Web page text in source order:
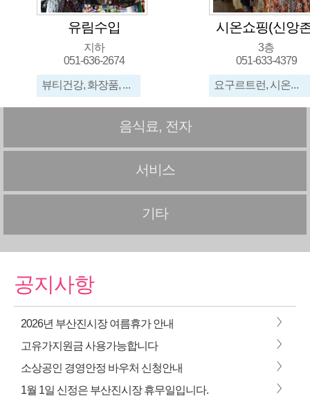
유림수입
지하
051-636-2674
뷰티건강, 화장품, 신발, 가방, 메리야스, 수입잡화
시온쇼핑(신앙
3층
051-633-4379
요구르트런, 시온식품, 신앙촌생명물간장, 이불
음식료, 전자
서비스
기타
공지사항
2026년 부산진시장 여름휴가 안내 >
고유가지원금 사용가능합니다 >
소상공인 경영안정 바우처 신청안내 >
1월 1일 신정은 부산진시장 휴무일입니다. >